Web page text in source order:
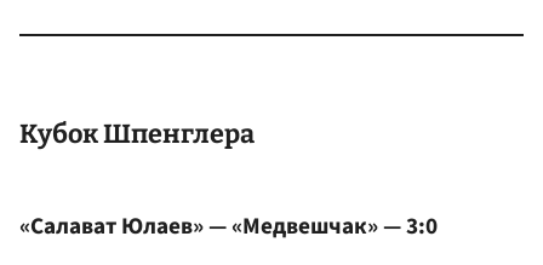
Кубок Шпенглера
«Салават Юлаев» — «Медвешчак» — 3:0